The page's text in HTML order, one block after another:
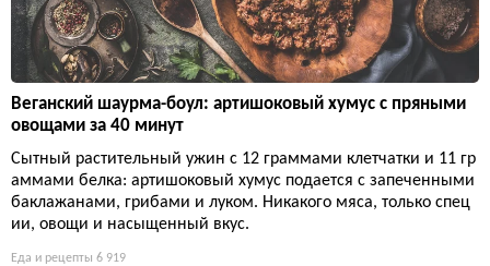
Веганский шаурма-боул: артишоковый хумус с пряными
овощами за 40 минут
Сытный растительный ужин с 12 граммами клетчатки и 11 гр
аммами белка: артишоковый хумус подается с запеченными
баклажанами, грибами и луком. Никакого мяса, только спец
ии, овощи и насыщенный вкус.
Еда и рецепты 6 919